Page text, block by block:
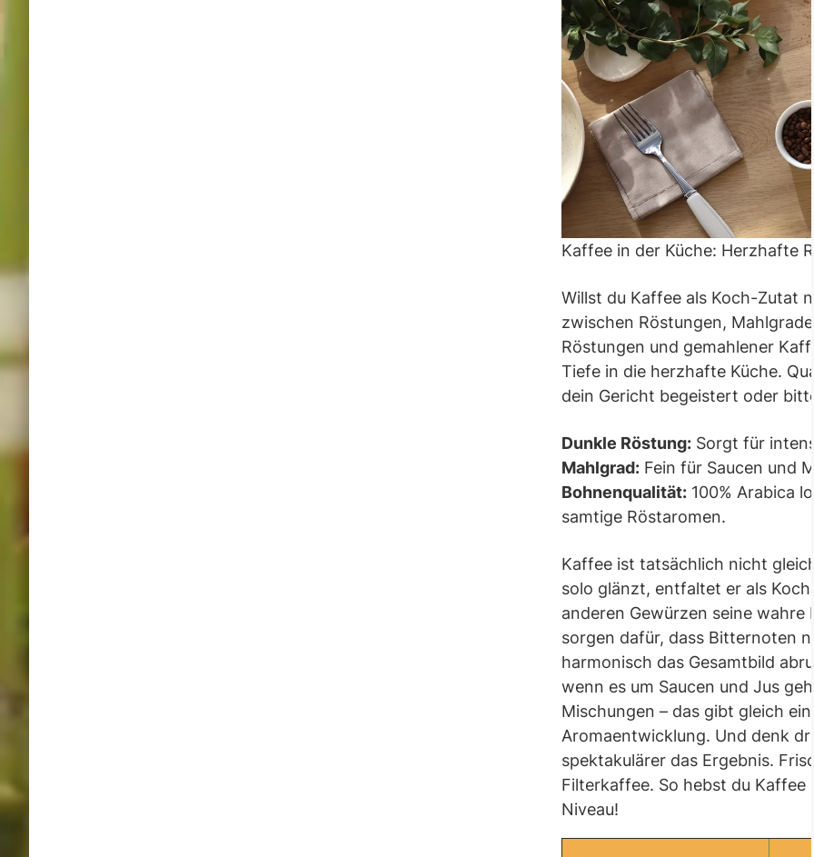
Kaffee in der Küche: Herzhafte
Willst du Kaffee als Koch-Zutat
zwischen Röstungen,
Röstungen und gemahlener
Tiefe in die herzhafte Küche.
dein Gericht begeistert oder
Dunkle Röstung: Sorgt für
Mahlgrad: Fein für Saucen und
Bohnenqualität: 100% Arabica
samtige Röstaromen.
Kaffee ist tatsächlich nicht
solo glänzt, entfaltet er als
anderen Gewürzen seine wahre
sorgen dafür, dass Bitternoten
harmonisch das Gesamtbild
wenn es um Saucen und Jus
Mischungen – das gibt gleich
Aromaentwicklung. Und denk
spektakulärer das Ergebnis.
Filterkaffee. So hebst du Kaffee
Niveau!